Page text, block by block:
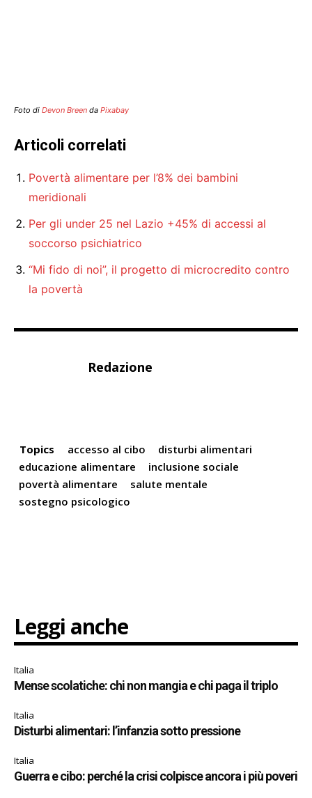
Foto di Devon Breen da Pixabay
Articoli correlati
Povertà alimentare per l’8% dei bambini
meridionali
Per gli under 25 nel Lazio +45% di accessi al
soccorso psichiatrico
“Mi fido di noi”, il progetto di microcredito contro
la povertà
Redazione
Topics accesso al cibo
disturbi alimentari
educazione alimentare
inclusione sociale
povertà alimentare
salute mentale
sostegno psicologico
Leggi anche
Italia
Mense scolatiche: chi non mangia e chi paga il triplo
Italia
Disturbi alimentari: l’infanzia sotto pressione
Italia
Guerra e cibo: perché la crisi colpisce ancora i più poveri